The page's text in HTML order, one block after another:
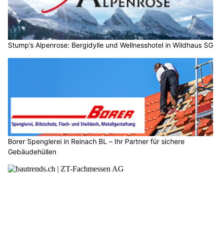
Stump’s Alpenrose: Bergidylle und Wellnesshotel in Wildhaus SG
Borer Spenglerei in Reinach BL – Ihr Partner für sichere
Gebäudehüllen